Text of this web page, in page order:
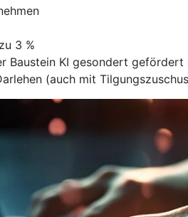
3 %
Baustein KI gesondert
(auch mit